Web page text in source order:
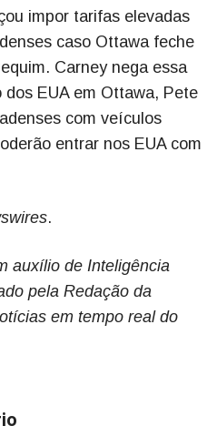
impor tarifas elevadas
caso Ottawa feche
Carney nega essa
EUA em Ottawa, Pete
com veículos
entrar nos EUA com
.
auxílio de Inteligência
pela Redação da
em tempo real do